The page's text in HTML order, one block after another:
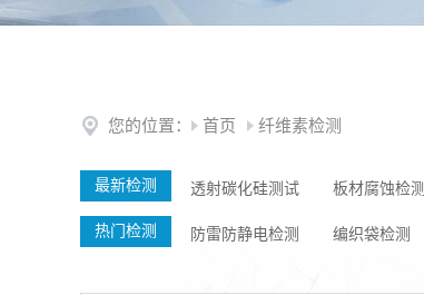
您的位置： 首页 纤维素检测
最新检测 透射碳化硅测试 板材腐蚀检测
热门检测 防雷防静电检测 编织袋检测